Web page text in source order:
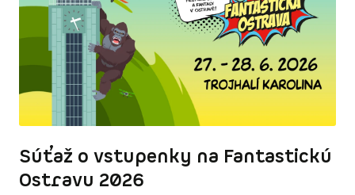
Súťaž o vstupenky na Fantastickú
Ostravu 2026